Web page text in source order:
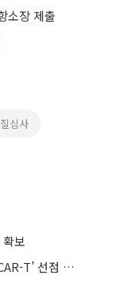
소장 제출
심사
보
J&J도 참전…빅파마, 차세대 ‘in vivo CAR-T’ 선점 경쟁 본격화